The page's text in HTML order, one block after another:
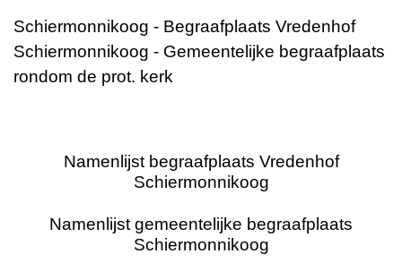
Schiermonnikoog - Begraafplaats Vredenhof
Schiermonnikoog - Gemeentelijke begraafplaats
rondom de prot. kerk
Namenlijst begraafplaats Vredenhof
Schiermonnikoog
Namenlijst gemeentelijke begraafplaats
Schiermonnikoog